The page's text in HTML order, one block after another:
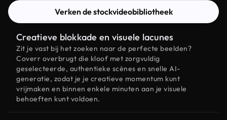
Verken de stockvideobibliotheek
Creatieve blokkade en visuele lacunes
Zit je vast bij het zoeken naar de perfecte beelden?
Coverr overbrugt die kloof met zorgvuldig
geselecteerde, authentieke scènes en snelle AI-
generatie, zodat je je creatieve momentum kunt
vrijmaken en binnen enkele minuten aan je visuele
behoeften kunt voldoen.